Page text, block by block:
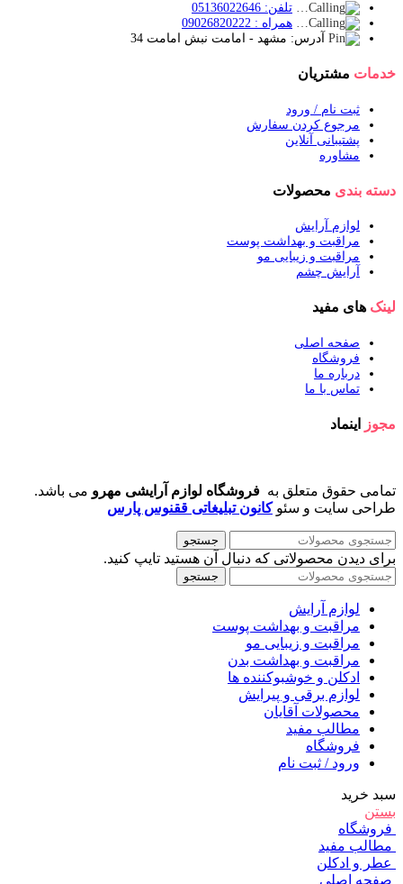
تلفن: 05136022646
همراه : 09026820222
آدرس: مشهد - امامت نبش امامت 34
خدمات مشتریان
ثبت نام / ورود
مرجوع کردن سفارش
پشتیبانی آنلاین
مشاوره
دسته بندی محصولات
لوازم آرایش
مراقبت و بهداشت پوست
مراقبت و زیبایی مو
آرایش چشم
لینک های مفید
صفحه اصلی
فروشگاه
درباره ما
تماس با ما
مجوز اینماد
تمامی حقوق متعلق به فروشگاه لوازم آرایشی مهرو می باشد.
طراحی سایت و سئوکانون تبلیغاتی ققنوس پارس
جستجو
برای دیدن محصولاتی که دنبال آن هستید تایپ کنید.
جستجو
لوازم آرایش
مراقبت و بهداشت پوست
مراقبت و زیبایی مو
مراقبت و بهداشت بدن
ادکلن و خوشبوکننده ها
لوازم برقی و پیرایش
محصولات آقایان
مطالب مفید
فروشگاه
ورود / ثبت نام
سبد خرید
بستن
فروشگاه
مطالب مفید
عطر و ادکلن
صفحه اصلی